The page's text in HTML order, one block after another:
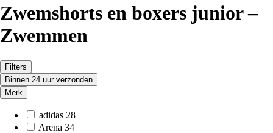
Zwemshorts en boxers junior –
Zwemmen
Filters
Binnen 24 uur verzonden
Merk
adidas 28
Arena 34